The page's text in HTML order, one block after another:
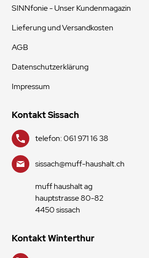
SINNfonie - Unser Kundenmagazin
Lieferung und Versandkosten
AGB
Datenschutzerklärung
Impressum
Kontakt Sissach
telefon: 061 971 16 38
sissach@muff-haushalt.ch
muff haushalt ag
hauptstrasse 80-82
4450 sissach
Kontakt Winterthur